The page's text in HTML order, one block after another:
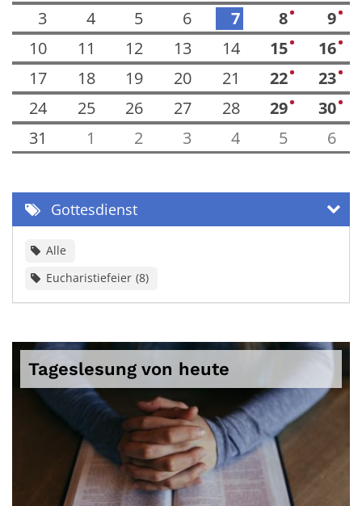
3 4 5 6 7 8 1 9 1
10 11 12 13 14 15 1 16 1
17 18 19 20 21 22 1 23 1
24 25 26 27 28 29 1 30 1
31 1 2 3 4 5 6
Gottesdienst
Alle
Eucharistiefeier 8
Tageslesung von heute